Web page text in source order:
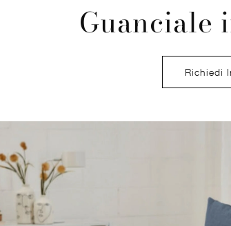
Guanciale
Richiedi